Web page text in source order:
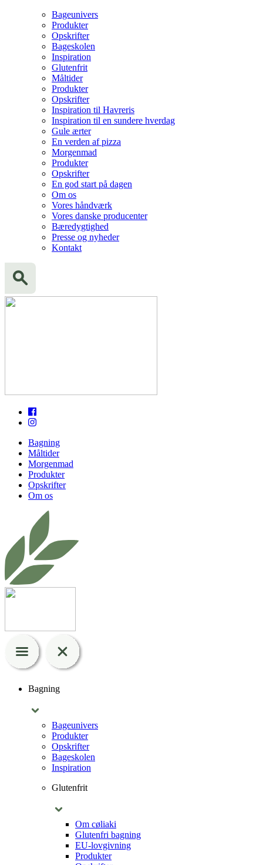
Bageunivers
Produkter
Opskrifter
Bageskolen
Inspiration
Glutenfrit
Måltider
Produkter
Opskrifter
Inspiration til Havreris
Inspiration til en sundere hverdag
Gule ærter
En verden af pizza
Morgenmad
Produkter
Opskrifter
En god start på dagen
Om os
Vores håndværk
Vores danske producenter
Bæredygtighed
Presse og nyheder
Kontakt
Bagning
Måltider
Morgenmad
Produkter
Opskrifter
Om os
Bagning
Bageunivers
Produkter
Opskrifter
Bageskolen
Inspiration
Glutenfrit
Om cøliaki
Glutenfri bagning
EU-lovgivning
Produkter